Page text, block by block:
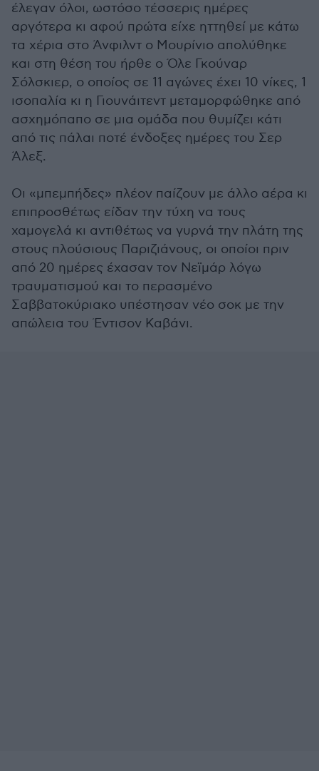
έλεγαν όλοι, ωστόσο τέσσερις ημέρες
αργότερα κι αφού πρώτα είχε ηττηθεί με κάτω
τα χέρια στο Άνφιλντ ο Μουρίνιο απολύθηκε
και στη θέση του ήρθε ο Όλε Γκούναρ
Σόλσκιερ, ο οποίος σε 11 αγώνες έχει 10 νίκες, 1
ισοπαλία κι η Γιουνάιτεντ μεταμορφώθηκε από
ασχημόπαπο σε μια ομάδα που θυμίζει κάτι
από τις πάλαι ποτέ ένδοξες ημέρες του Σερ
Άλεξ.
Οι «μπεμπήδες» πλέον παίζουν με άλλο αέρα κι
επιπροσθέτως είδαν την τύχη να τους
χαμογελά κι αντιθέτως να γυρνά την πλάτη της
στους πλούσιους Παριζιάνους, οι οποίοι πριν
από 20 ημέρες έχασαν τον Νεϊμάρ λόγω
τραυματισμού και το περασμένο
Σαββατοκύριακο υπέστησαν νέο σοκ με την
απώλεια του Έντισον Καβάνι.